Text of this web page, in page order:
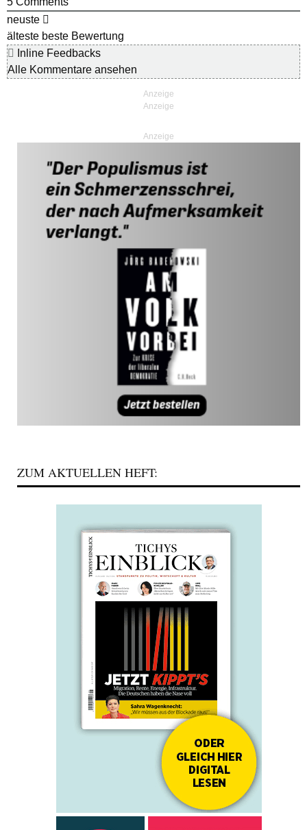
neuste
älteste beste Bewertung
Inline Feedbacks
Alle Kommentare ansehen
Anzeige
ZUM AKTUELLEN HEFT: